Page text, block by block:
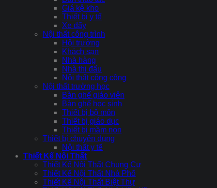
Giá kệ kho
Thiết bị y tế
Xe đẩy
Nội thất công trình
Hội trường
Khách sạn
Nhà hàng
Nhà thi đấu
Nội thất công cộng
Nội thất trường học
Bàn ghế giáo viên
Bàn ghế học sinh
Thiết bị bộ môn
Thiết bị giáo dục
Thiết bị mầm non
Thiết bị chuyên dụng
Nội thất y tế
Thiết Kế Nội Thất
Thiết Kế Nội Thất Chung Cư
Thiết Kế Nội Thất Nhà Phố
Thiết Kế Nội Thất Biệt Thự